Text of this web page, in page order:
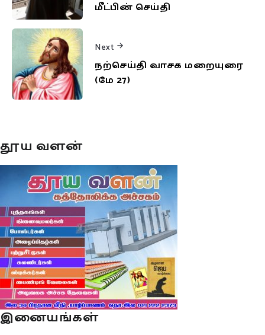
மீட்பின் செய்தி
Next
நற்செய்தி வாசக மறையுரை
(மே 27)
தூய வளன்
இனையங்கள்